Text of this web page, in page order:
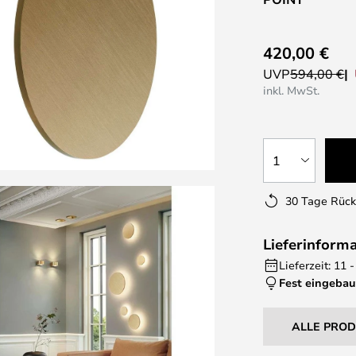
420,00 €
UVP594,00 €
inkl. MwSt.
1
30 Tage
Lieferzeit: 11
Fest
ALLE